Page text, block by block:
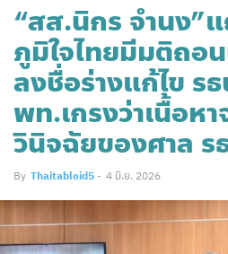
“สส.นิกร จำนง”
ภูมิใจไทยมีมติถอ
ลงชื่อร่างแก้ไข ร
พท.เกรงว่าเนื้อห
วินิจฉัยของศาล ร
By Thaitabloid5 - 4 มิ.ย. 2026